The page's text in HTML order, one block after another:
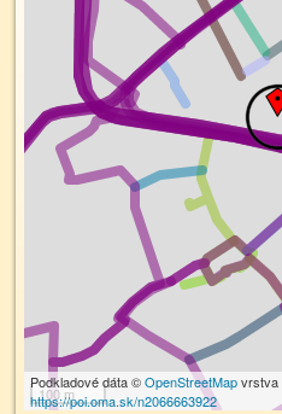
100 m
Podkladové dáta ©OpenStreetMapvrstva
https://poi.oma.sk/n2066663922